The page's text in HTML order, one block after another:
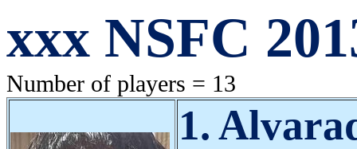
xxx NSFC
Number of players = 13
1.